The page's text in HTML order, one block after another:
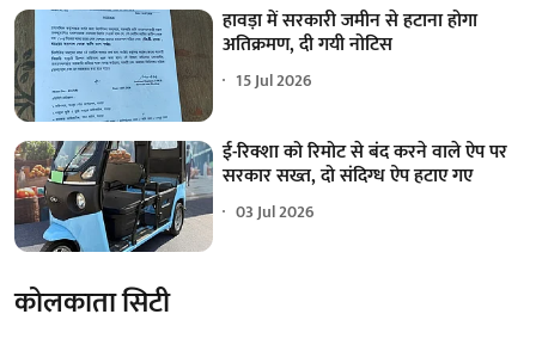
हावड़ा में सरकारी जमीन से हटाना होगा
अतिक्रमण, दी गयी नोटिस
15 Jul 2026
ई-रिक्शा को रिमोट से बंद करने वाले ऐप पर
सरकार सख्त, दो संदिग्ध ऐप हटाए गए
03 Jul 2026
कोलकाता सिटी